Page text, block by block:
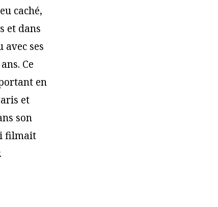
caché,
et dans
avec ses
Ce
en
et
son
filmait